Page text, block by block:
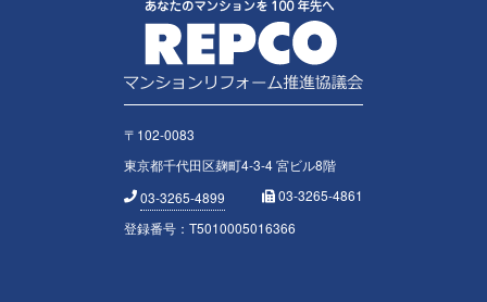
〒102-0083
東京都千代田区麹町4-3-4 宮ビル8階
03-3265-4899
03-3265-4861
登録番号：T5010005016366